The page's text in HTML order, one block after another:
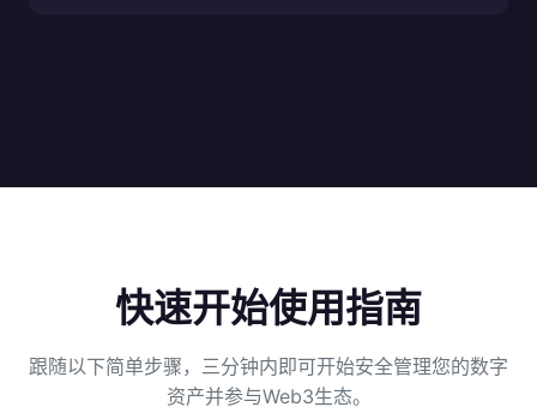
快速开始使用指南
跟随以下简单步骤，三分钟内即可开始安全管理您的数字
资产并参与Web3生态。